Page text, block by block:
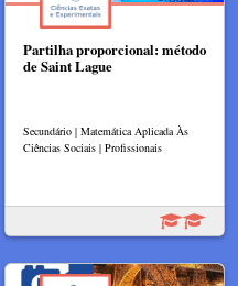
Partilha proporcional: método
de Saint Lague
Secundário | Matemática Aplicada Às
Ciências Sociais | Profissionais